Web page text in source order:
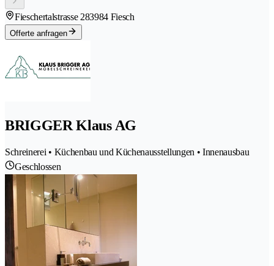
Fieschertalstrasse 283984 Fiesch
Offerte anfragen
BRIGGER Klaus AG
Schreinerei • Küchenbau und Küchenausstellungen • Innenausbau
Geschlossen